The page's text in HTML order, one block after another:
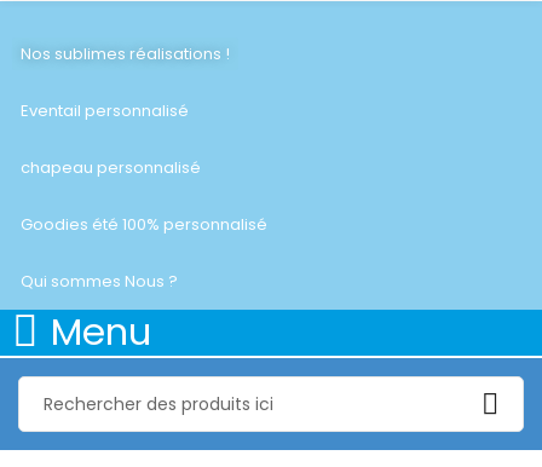
Nos sublimes réalisations !
Eventail personnalisé
chapeau personnalisé
Goodies été 100% personnalisé
Qui sommes Nous ?
Menu